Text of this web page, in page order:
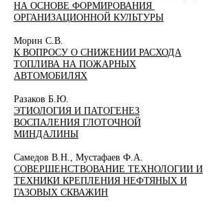
НА ОСНОВЕ ФОРМИРОВАНИЯ
ОРГАНИЗАЦИОННОЙ КУЛЬТУРЫ
Морин С.В.
К ВОПРОСУ О СНИЖЕНИИ РАСХОДА
ТОПЛИВА НА ПОЖАРНЫХ
АВТОМОБИЛЯХ
Разаков Б.Ю.
ЭТИОЛОГИЯ И ПАТОГЕНЕЗ
ВОСПАЛЕНИЯ ГЛОТОЧНОЙ
МИНДАЛИНЫ
Самедов В.Н., Мустафаев Ф.А.
СОВЕРШЕНСТВОВАНИЕ ТЕХНОЛОГИИ И
ТЕХНИКИ КРЕПЛЕНИЯ НЕФТЯНЫХ И
ГАЗОВЫХ СКВАЖИН